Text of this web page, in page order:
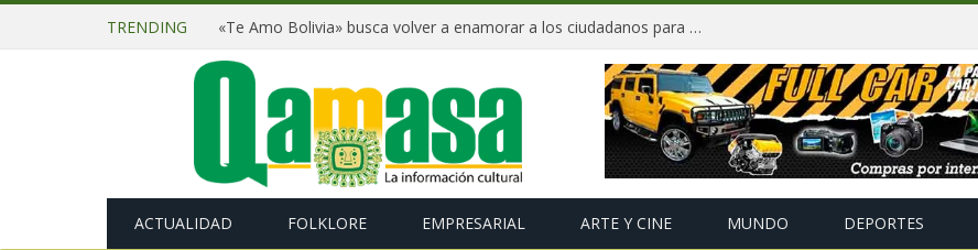
TRENDING «Te Amo Bolivia» busca volver a enamorar a los ciudadanos para impulsar el orgullo nacional
ACTUALIDAD FOLKLORE EMPRESARIAL ARTE Y CINE MUNDO DEPORTES